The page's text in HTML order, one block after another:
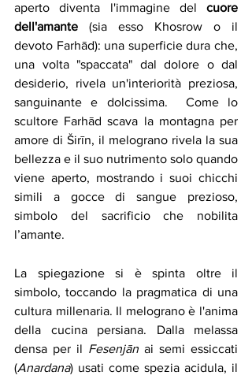
aperto diventa l'immagine del cuore
dell'amante (sia esso Khosrow o il
devoto Farhād): una superficie dura che,
una volta "spaccata" dal dolore o dal
desiderio, rivela un'interiorità preziosa,
sanguinante e dolcissima.  Come lo
scultore Farhād scava la montagna per
amore di Širīn, il melograno rivela la sua
bellezza e il suo nutrimento solo quando
viene aperto, mostrando i suoi chicchi
simili a gocce di sangue prezioso,
simbolo del sacrificio che nobilita
l’amante.
La spiegazione si è spinta oltre il
simbolo, toccando la pragmatica di una
cultura millenaria. Il melograno è l'anima
della cucina persiana. Dalla melassa
densa per il Fesenjān ai semi essiccati
(Anardana) usati come spezia acidula, il